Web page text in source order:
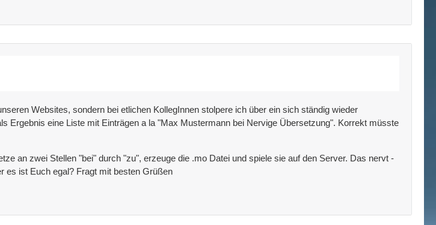
Websites, sondern bei etlichen KollegInnen stolpere ich über ein sich ständig wieder
Ergebnis eine Liste mit Einträgen a la "Max Mustermann bei Nervige Übersetzung". Korrekt müsste
an zwei Stellen "bei" durch "zu", erzeuge die .mo Datei und spiele sie auf den Server. Das nervt -
es ist Euch egal? Fragt mit besten Grüßen